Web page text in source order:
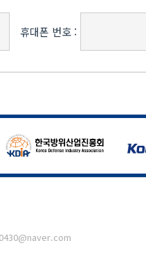
휴대폰 번호 :